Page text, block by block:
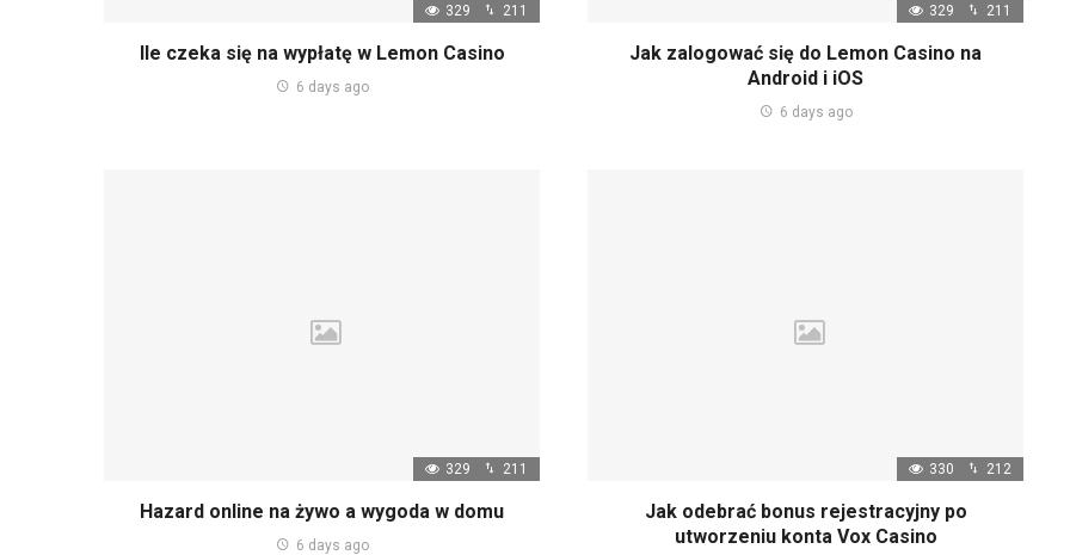
329 211
Ile czeka się na wypłatę w Lemon Casino
6 days ago
329 211
Jak zalogować się do Lemon Casino na
Android i iOS
6 days ago
329 211
Hazard online na żywo a wygoda w domu
6 days ago
330 212
Jak odebrać bonus rejestracyjny po
utworzeniu konta Vox Casino